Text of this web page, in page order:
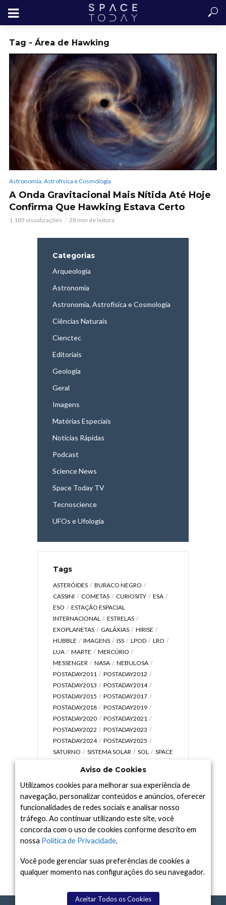
Tag - Área de Hawking
Astronomia, Astrofísica e Cosmologia
A Onda Gravitacional Mais Nítida Até Hoje
Confirma Que Hawking Estava Certo
1.185 visualizações 28 min de leitura
Categorias
Arqueologia
Astronomia
Astronomia, Astrofísica e Cosmologia
Ciências Naturais
Cienctec
Editoriais
Geologia
Geral
Imagens
Matérias Especiais
Notícias Rápidas
Podcast
Science News
Space Today TV
Tecnoscience
UFOs e Ufologia
Tags
ASTERÓIDES
BURACO NEGRO
CASSINI
COMETAS CURIOSITY
ESA
ESO
ESTAÇÃO ESPACIAL
INTERNACIONAL
ESTRELAS
EXOPLANETAS
GALÁXIAS
HIRISE
HUBBLE
IMAGENS ISS LPOD
LRO
LUA
MARTE
MERCÚRIO
MESSENGER
NASA
NEBULOSA
POSTADAY2011
POSTADAY2012
POSTADAY2013
POSTADAY2014
POSTADAY2015
POSTADAY2017
POSTADAY2018
POSTADAY2019
POSTADAY2020
POSTADAY2021
POSTADAY2022
POSTADAY2023
POSTADAY2024
POSTADAY2025
SATURNO
SISTEMA SOLAR SOL
SPACE
UNIVERSO
VÍDEO
Arquivo
Arquivo
Aviso de Cookies
Utilizamos cookies para melhorar sua experiência de
navegação, personalizar conteúdos e anúncios, oferecer
funcionalidades de redes sociais e analisar nosso
tráfego. Ao continuar utilizando este site, você
concorda com o uso de cookies conforme descrito em
nossa Política de Privacidade.
Você pode gerenciar suas preferências de cookies a
qualquer momento nas configurações do seu navegador.
Aceitar Todos os Cookies